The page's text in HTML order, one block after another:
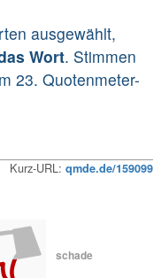
ausgewählt,
Wort. Stimmen
23. Quotenmeter-
Kurz-URL: qmde.de/159099
schade